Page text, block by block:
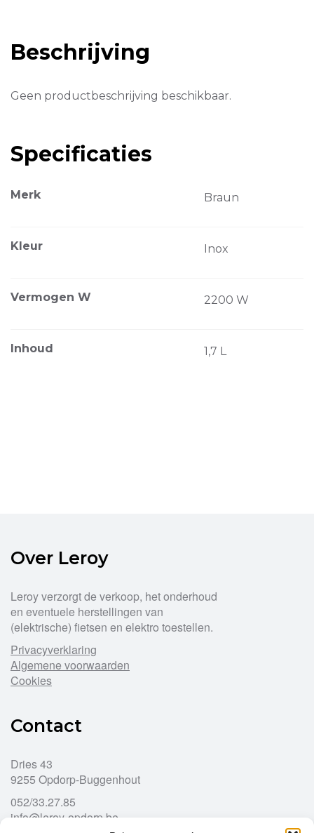
Beschrijving
Geen productbeschrijving beschikbaar.
Specificaties
Merk Braun
Kleur Inox
Vermogen W 2200 W
Inhoud 1,7 L
Over Leroy
Leroy verzorgt de verkoop, het onderhoud
en eventuele herstellingen van
(elektrische) fietsen en elektro toestellen.
Privacyverklaring
Algemene voorwaarden
Cookies
Contact
Dries 43
9255 Opdorp-Buggenhout
052/33.27.85
info@leroy-opdorp.be